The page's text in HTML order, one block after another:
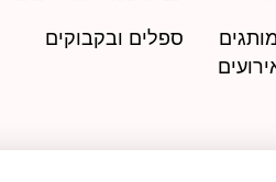
ספלים ובקבוקים